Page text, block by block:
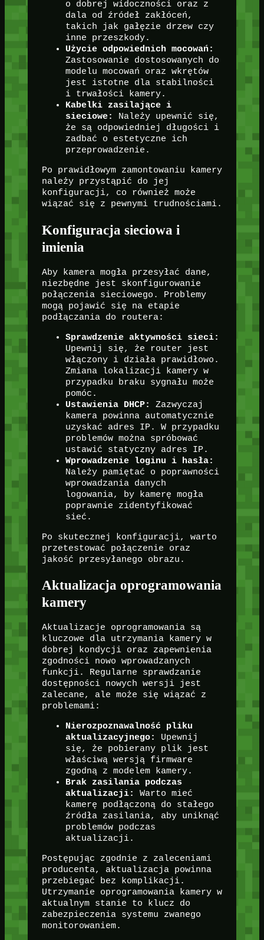
o dobrej widoczności oraz z
dala od źródeł zakłóceń,
takich jak gałęzie drzew czy
inne przeszkody.
Użycie odpowiednich mocowań:
Zastosowanie dostosowanych do
modelu mocowań oraz wkrętów
jest istotne dla stabilności
i trwałości kamery.
Kabelki zasilające i
sieciowe:
Należy upewnić się,
że są odpowiedniej długości i
zadbać o estetyczne ich
przeprowadzenie.
Po prawidłowym zamontowaniu kamery
należy przystąpić do jej
konfiguracji, co również może
wiązać się z pewnymi trudnościami.
Konfiguracja sieciowa i
imienia
Aby kamera mogła przesyłać dane,
niezbędne jest skonfigurowanie
połączenia sieciowego. Problemy
mogą pojawić się na etapie
podłączania do routera:
Sprawdzenie aktywności sieci:
Upewnij się, że router jest
włączony i działa prawidłowo.
Zmiana lokalizacji kamery w
przypadku braku sygnału może
pomóc.
Ustawienia DHCP:
Zazwyczaj
kamera powinna automatycznie
uzyskać adres IP. W przypadku
problemów można spróbować
ustawić statyczny adres IP.
Wprowadzenie loginu i hasła:
Należy pamiętać o poprawności
wprowadzania danych
logowania, by kamerę mogła
poprawnie zidentyfikować
sieć.
Po skutecznej konfiguracji, warto
przetestować połączenie oraz
jakość przesyłanego obrazu.
Aktualizacja oprogramowania
kamery
Aktualizacje oprogramowania są
kluczowe dla utrzymania kamery w
dobrej kondycji oraz zapewnienia
zgodności nowo wprowadzanych
funkcji. Regularne sprawdzanie
dostępności nowych wersji jest
zalecane, ale może się wiązać z
problemami:
Nierozpoznawalność pliku
aktualizacyjnego:
Upewnij
się, że pobierany plik jest
właściwą wersją firmware
zgodną z modelem kamery.
Brak zasilania podczas
aktualizacji:
Warto mieć
kamerę podłączoną do stałego
źródła zasilania, aby uniknąć
problemów podczas
aktualizacji.
Postępując zgodnie z zaleceniami
producenta, aktualizacja powinna
przebiegać bez komplikacji.
Utrzymanie oprogramowania kamery w
aktualnym stanie to klucz do
zabezpieczenia systemu zwanego
monitorowaniem.